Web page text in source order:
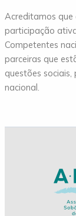
Acreditamos que
participação
Competentes
parceiras que
questões sociais,
nacional.